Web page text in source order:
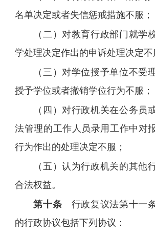
名单决定或者失信惩戒措施不服；
（二）对教育行政部门就学
学处理决定作出的申诉处理决定不
（三）对学位授予单位不受
授予学位或者撤销学位行为不服；
（四）对行政机关在公务员
法管理的工作人员录用工作中对
行为作出的处理决定不服；
（五）认为行政机关的其他
合法权益。
第十条 行政复议法第十一
的行政协议包括下列协议：